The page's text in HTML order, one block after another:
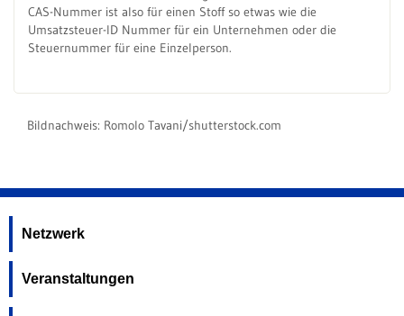
CAS-Nummer ist also für einen Stoff so etwas wie die
Umsatzsteuer-ID Nummer für ein Unternehmen oder die
Steuernummer für eine Einzelperson.
Bildnachweis: Romolo Tavani/shutterstock.com
Netzwerk
Veranstaltungen